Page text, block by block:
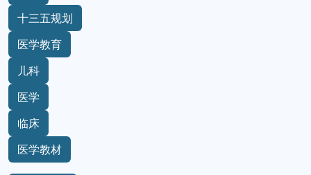
十三五规划
医学教育
儿科
医学
临床
医学教材